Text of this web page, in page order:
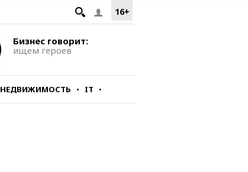
16+
Бизнес говорит:
ищем героев
НЕДВИЖИМОСТЬ IT